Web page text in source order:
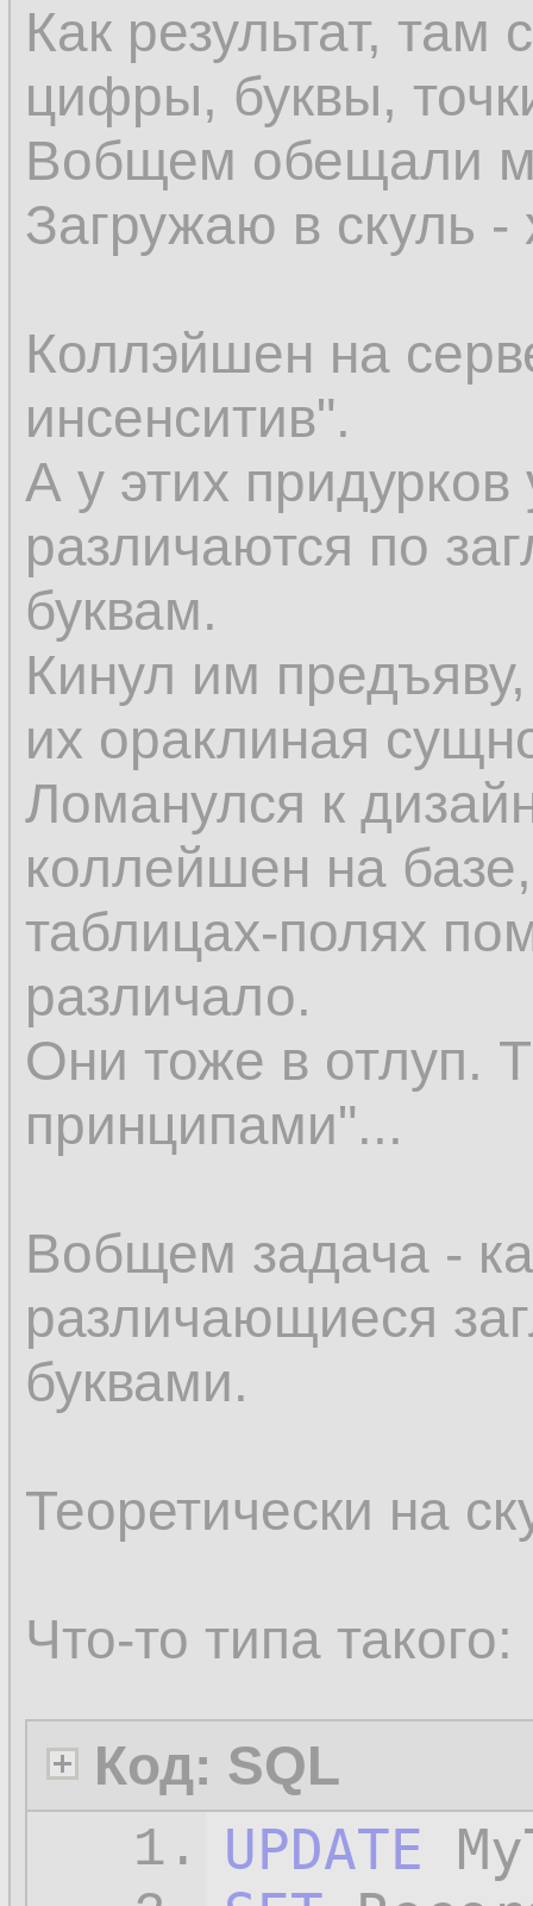
Как результат, там
цифры, буквы,
Вобщем обещали
Загружаю в скуль -
Коллэйшен на
инсенситив".
А у этих
различаются по
буквам.
Кинул им
их ораклиная
Ломанулся к
коллейшен на
таблицах-полях
различало.
Они тоже в отлуп.
принципами"...
Вобщем задача -
различающиеся
буквами.
Теоретически на
Что-то типа такого:
Код: SQL
1.
UPDATE